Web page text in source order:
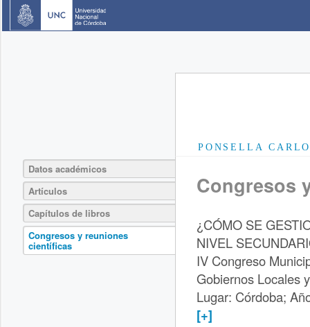
PONSELLA
Datos académicos
Artículos
Capítulos de libros
Congresos y reuniones
científicas
Congresos
¿CÓMO SE
NIVEL
IV Congreso
Gobiernos Locales
Lugar: Córdoba;
[+]